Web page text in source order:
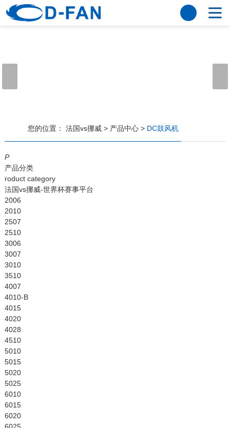
法国vs挪威
应用案例
法国vs挪威
行业资讯
常见问题
联系方式
客户留言
人才招聘
English
您的位置： 法国vs挪威> 产品中心> DC鼓风机
P
产品分类
roduct category
法国vs挪威-世界杯赛事平台
2006
2010
2507
2510
3006
3007
3010
3510
4007
4010-B
4015
4020
4028
4510
5010
5015
5020
5025
6010
6015
6020
6025